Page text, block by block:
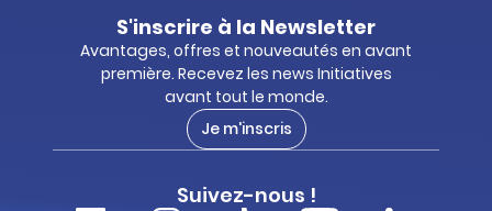
S'inscrire à la Newsletter
Avantages, offres et nouveautés en avant
première. Recevez les news Initiatives
avant tout le monde.
Je m'inscris
Suivez-nous !